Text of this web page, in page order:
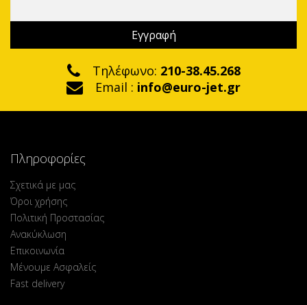
Τηλέφωνο: 210-38.45.268
Email : info@euro-jet.gr
Πληροφορίες
Σχετικά με μας
Όροι χρήσης
Πολιτική Προστασίας
Ανακύκλωση
Επικοινωνία
Μένουμε Ασφαλείς
Fast delivery